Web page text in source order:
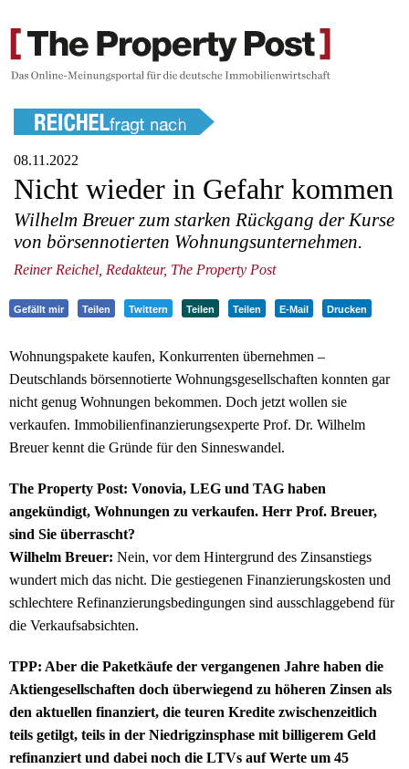
08.11.2022
Nicht wieder in Gefahr kommen
Wilhelm Breuer zum starken Rückgang der Kurse
von börsennotierten Wohnungsunternehmen.
Reiner Reichel, Redakteur, The Property Post
Gefällt mir Teilen Twittern Teilen Teilen E-Mail Drucken
Wohnungspakete kaufen, Konkurrenten übernehmen –
Deutschlands börsennotierte Wohnungsgesellschaften konnten gar
nicht genug Wohnungen bekommen. Doch jetzt wollen sie
verkaufen. Immobilienfinanzierungsexperte Prof. Dr. Wilhelm
Breuer kennt die Gründe für den Sinneswandel.
The Property Post: Vonovia, LEG und TAG haben
angekündigt, Wohnungen zu verkaufen. Herr Prof. Breuer,
sind Sie überrascht?
Wilhelm Breuer: Nein, vor dem Hintergrund des Zinsanstiegs
wundert mich das nicht. Die gestiegenen Finanzierungskosten und
schlechtere Refinanzierungsbedingungen sind ausschlaggebend für
die Verkaufsabsichten.
TPP: Aber die Paketkäufe der vergangenen Jahre haben die
Aktiengesellschaften doch überwiegend zu höheren Zinsen als
den aktuellen finanziert, die teuren Kredite zwischenzeitlich
teils getilgt, teils in der Niedrigzinsphase mit billigerem Geld
refinanziert und dabei noch die LTVs auf Werte um 45